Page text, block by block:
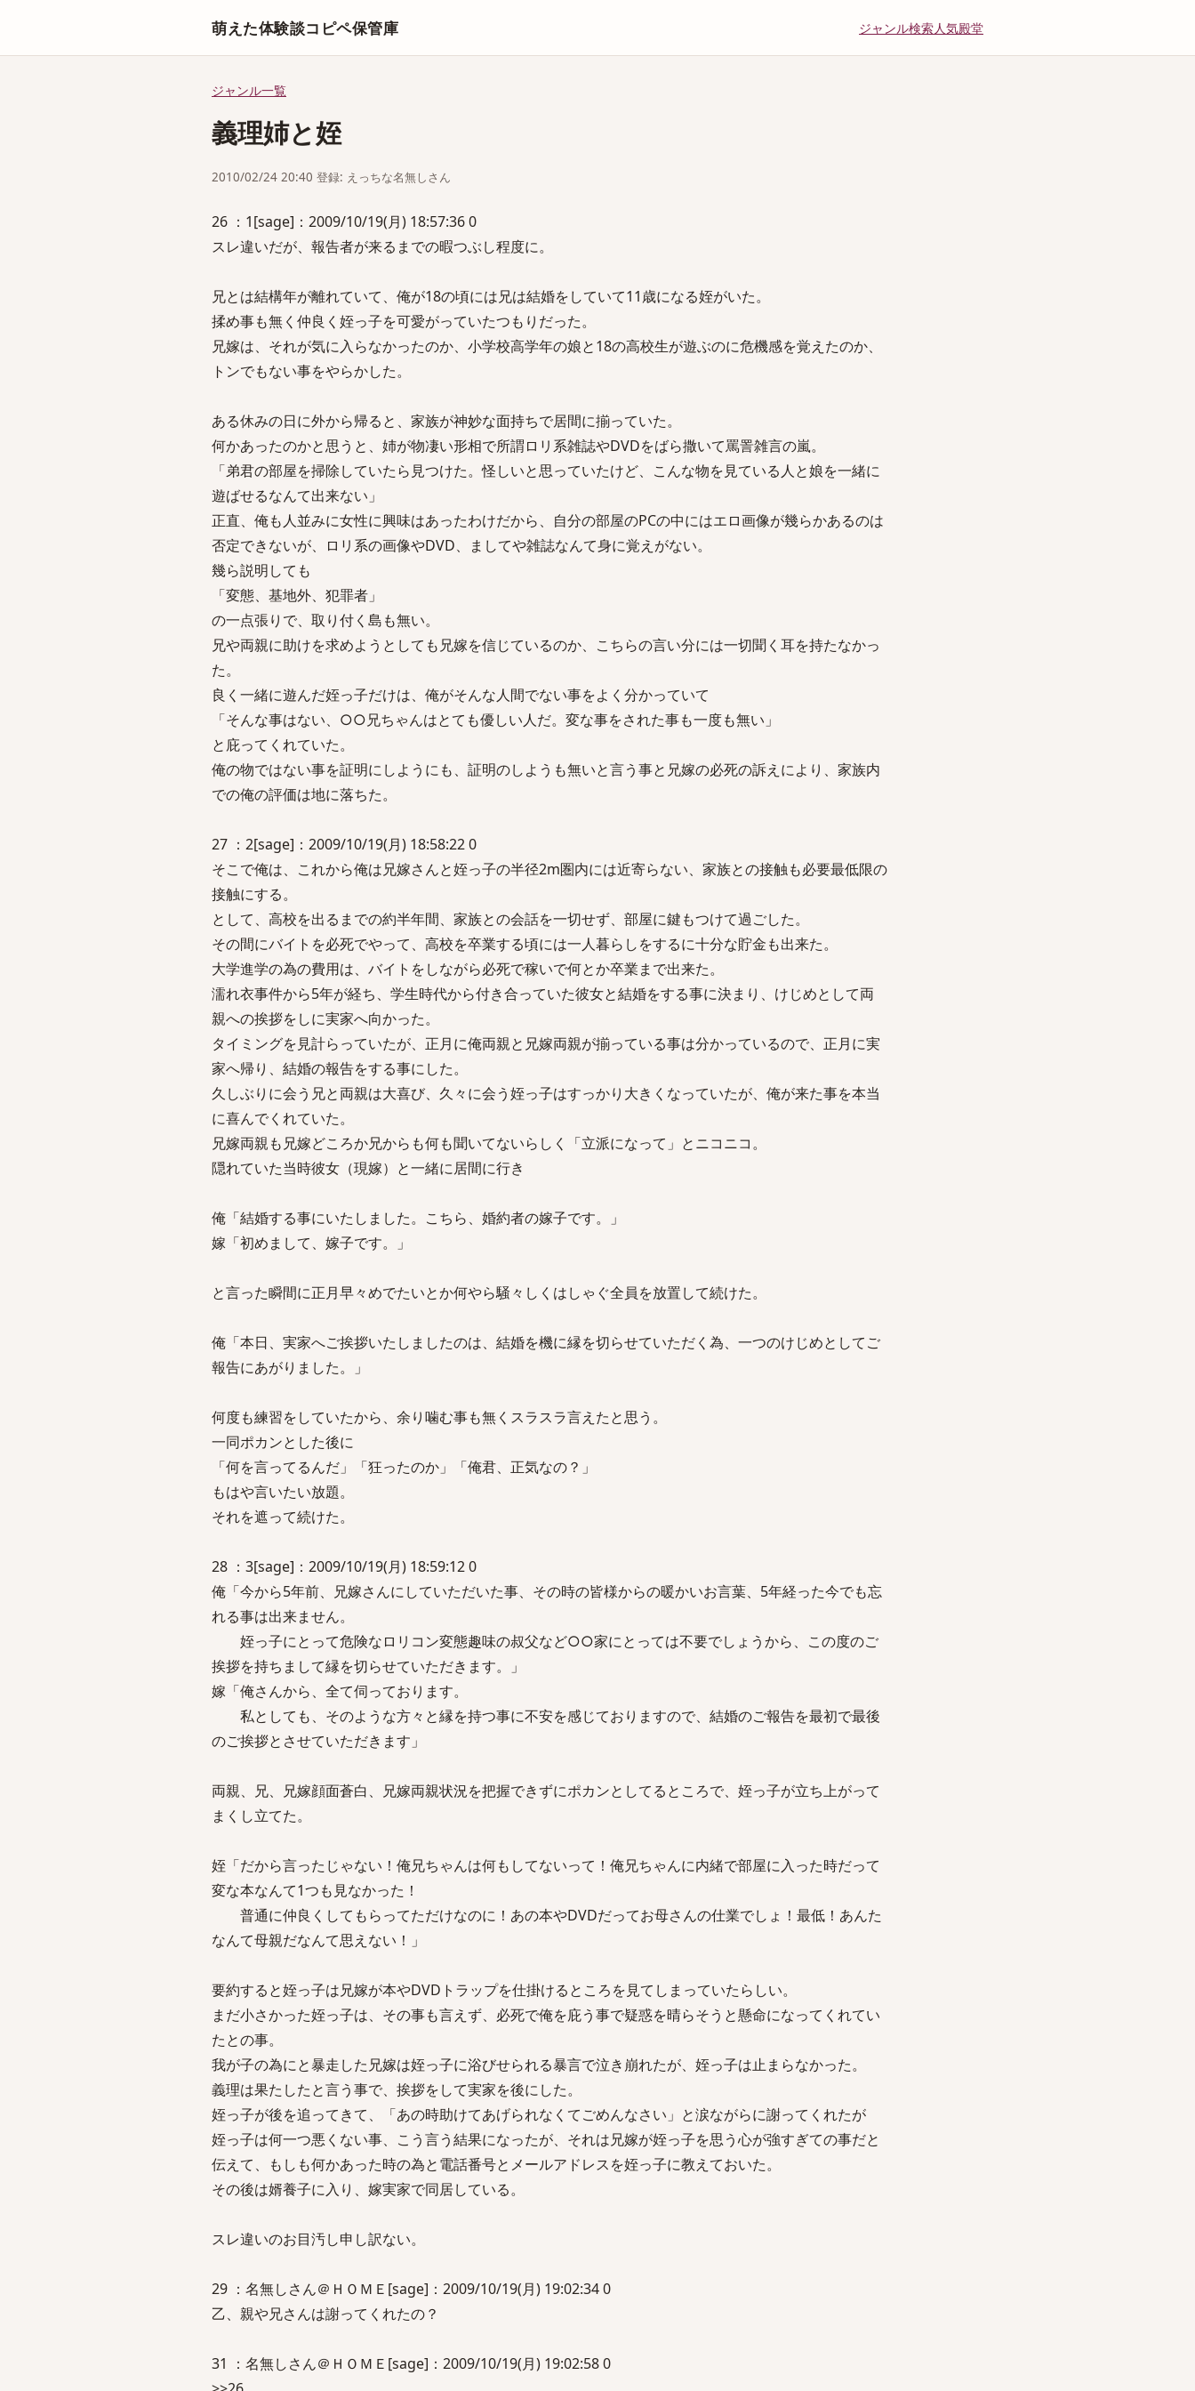
萌えた体験談コピペ保管庫 ジャンル検索人気殿堂
ジャンル一覧
義理姉と姪
2010/02/24 20:40 登録: えっちな名無しさん
26 ：1[sage]：2009/10/19(月) 18:57:36 0
スレ違いだが、報告者が来るまでの暇つぶし程度に。
兄とは結構年が離れていて、俺が18の頃には兄は結婚をしていて11歳になる姪がいた。
揉め事も無く仲良く姪っ子を可愛がっていたつもりだった。
兄嫁は、それが気に入らなかったのか、小学校高学年の娘と18の高校生が遊ぶのに危機感を覚えたのか、
トンでもない事をやらかした。
ある休みの日に外から帰ると、家族が神妙な面持ちで居間に揃っていた。
何かあったのかと思うと、姉が物凄い形相で所謂ロリ系雑誌やDVDをばら撒いて罵詈雑言の嵐。
「弟君の部屋を掃除していたら見つけた。怪しいと思っていたけど、こんな物を見ている人と娘を一緒に
遊ばせるなんて出来ない」
正直、俺も人並みに女性に興味はあったわけだから、自分の部屋のPCの中にはエロ画像が幾らかあるのは
否定できないが、ロリ系の画像やDVD、ましてや雑誌なんて身に覚えがない。
幾ら説明しても
「変態、基地外、犯罪者」
の一点張りで、取り付く島も無い。
兄や両親に助けを求めようとしても兄嫁を信じているのか、こちらの言い分には一切聞く耳を持たなかっ
た。
良く一緒に遊んだ姪っ子だけは、俺がそんな人間でない事をよく分かっていて
「そんな事はない、○○兄ちゃんはとても優しい人だ。変な事をされた事も一度も無い」
と庇ってくれていた。
俺の物ではない事を証明にしようにも、証明のしようも無いと言う事と兄嫁の必死の訴えにより、家族内
での俺の評価は地に落ちた。
27 ：2[sage]：2009/10/19(月) 18:58:22 0
そこで俺は、これから俺は兄嫁さんと姪っ子の半径2m圏内には近寄らない、家族との接触も必要最低限の
接触にする。
として、高校を出るまでの約半年間、家族との会話を一切せず、部屋に鍵もつけて過ごした。
その間にバイトを必死でやって、高校を卒業する頃には一人暮らしをするに十分な貯金も出来た。
大学進学の為の費用は、バイトをしながら必死で稼いで何とか卒業まで出来た。
濡れ衣事件から5年が経ち、学生時代から付き合っていた彼女と結婚をする事に決まり、けじめとして両
親への挨拶をしに実家へ向かった。
タイミングを見計らっていたが、正月に俺両親と兄嫁両親が揃っている事は分かっているので、正月に実
家へ帰り、結婚の報告をする事にした。
久しぶりに会う兄と両親は大喜び、久々に会う姪っ子はすっかり大きくなっていたが、俺が来た事を本当
に喜んでくれていた。
兄嫁両親も兄嫁どころか兄からも何も聞いてないらしく「立派になって」とニコニコ。
隠れていた当時彼女（現嫁）と一緒に居間に行き
俺「結婚する事にいたしました。こちら、婚約者の嫁子です。」
嫁「初めまして、嫁子です。」
と言った瞬間に正月早々めでたいとか何やら騒々しくはしゃぐ全員を放置して続けた。
俺「本日、実家へご挨拶いたしましたのは、結婚を機に縁を切らせていただく為、一つのけじめとしてご
報告にあがりました。」
何度も練習をしていたから、余り噛む事も無くスラスラ言えたと思う。
一同ポカンとした後に
「何を言ってるんだ」「狂ったのか」「俺君、正気なの？」
もはや言いたい放題。
それを遮って続けた。
28 ：3[sage]：2009/10/19(月) 18:59:12 0
俺「今から5年前、兄嫁さんにしていただいた事、その時の皆様からの暖かいお言葉、5年経った今でも忘
れる事は出来ません。
姪っ子にとって危険なロリコン変態趣味の叔父など○○家にとっては不要でしょうから、この度のご
挨拶を持ちまして縁を切らせていただきます。」
嫁「俺さんから、全て伺っております。
私としても、そのような方々と縁を持つ事に不安を感じておりますので、結婚のご報告を最初で最後
のご挨拶とさせていただきます」
両親、兄、兄嫁顔面蒼白、兄嫁両親状況を把握できずにポカンとしてるところで、姪っ子が立ち上がって
まくし立てた。
姪「だから言ったじゃない！俺兄ちゃんは何もしてないって！俺兄ちゃんに内緒で部屋に入った時だって
変な本なんて1つも見なかった！
普通に仲良くしてもらってただけなのに！あの本やDVDだってお母さんの仕業でしょ！最低！あんた
なんて母親だなんて思えない！」
要約すると姪っ子は兄嫁が本やDVDトラップを仕掛けるところを見てしまっていたらしい。
まだ小さかった姪っ子は、その事も言えず、必死で俺を庇う事で疑惑を晴らそうと懸命になってくれてい
たとの事。
我が子の為にと暴走した兄嫁は姪っ子に浴びせられる暴言で泣き崩れたが、姪っ子は止まらなかった。
義理は果たしたと言う事で、挨拶をして実家を後にした。
姪っ子が後を追ってきて、「あの時助けてあげられなくてごめんなさい」と涙ながらに謝ってくれたが
姪っ子は何一つ悪くない事、こう言う結果になったが、それは兄嫁が姪っ子を思う心が強すぎての事だと
伝えて、もしも何かあった時の為と電話番号とメールアドレスを姪っ子に教えておいた。
その後は婿養子に入り、嫁実家で同居している。
スレ違いのお目汚し申し訳ない。
29 ：名無しさん＠ＨＯＭＥ[sage]：2009/10/19(月) 19:02:34 0
乙、親や兄さんは謝ってくれたの？
31 ：名無しさん＠ＨＯＭＥ[sage]：2009/10/19(月) 19:02:58 0